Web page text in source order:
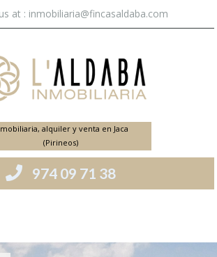
at : inmobiliaria@fincasaldaba.com
alquiler y venta en Jaca
(Pirineos)
974 09 71 38